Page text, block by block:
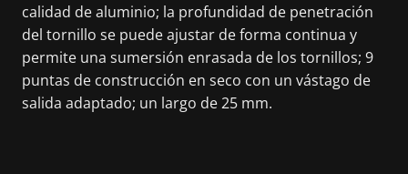
calidad de aluminio; la profundidad de penetración
del tornillo se puede ajustar de forma continua y
permite una sumersión enrasada de los tornillos; 9
puntas de construcción en seco con un vástago de
salida adaptado; un largo de 25 mm.